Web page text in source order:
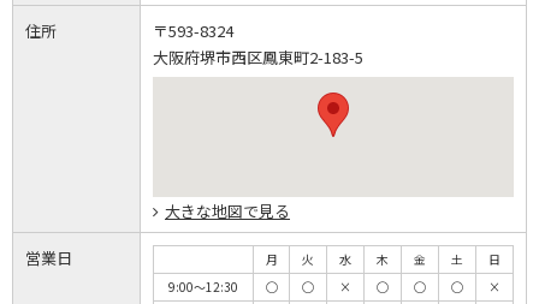
住所
〒593-8324
大阪府堺市西区鳳東町2-183-5
大きな地図で見る
営業日 月 火 水 木 金 土
日
9:00～12:30
◯ ◯ × ◯ ◯ ◯ ×